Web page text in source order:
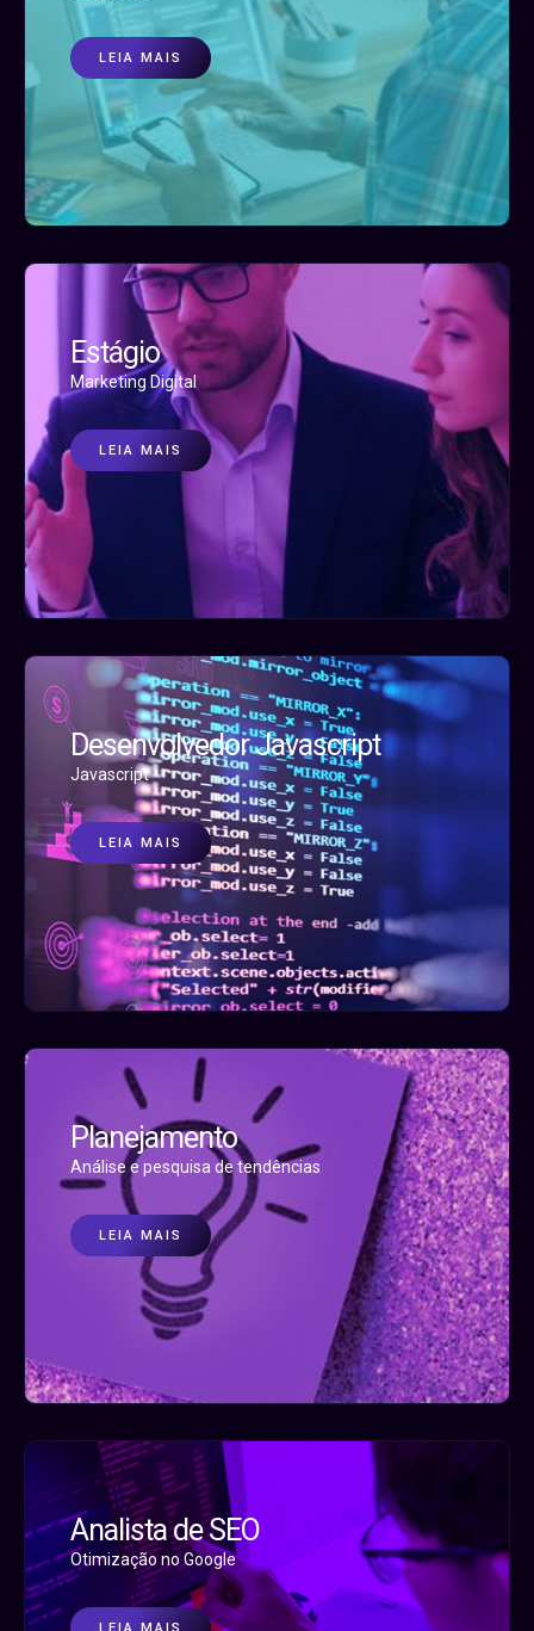
LEIA MAIS
Estágio
Marketing Digital
LEIA MAIS
Desenvolvedor Javascript
Javascript
LEIA MAIS
Planejamento
Análise e pesquisa de tendências
LEIA MAIS
Analista de SEO
Otimização no Google